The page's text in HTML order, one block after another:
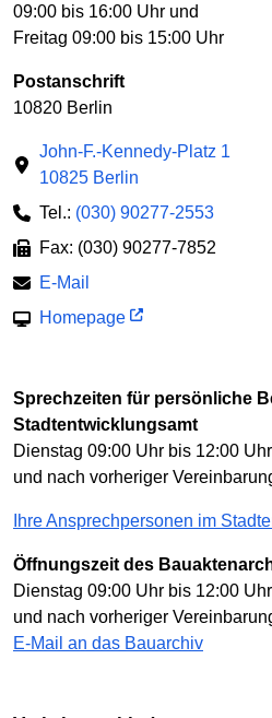
09:00 bis 16:00 Uhr und
Freitag 09:00 bis 15:00 Uhr
Postanschrift
10820 Berlin
John-F.-Kennedy-Platz 1
10825 Berlin
Tel.: (030) 90277-2553
Fax: (030) 90277-7852
E-Mail
Homepage
Sprechzeiten für persönliche
Stadtentwicklungsamt
Dienstag 09:00 Uhr bis 12:00 Uhr
und nach vorheriger
Ihre Ansprechpersonen im
Öffnungszeit des
Dienstag 09:00 Uhr bis 12:00 Uhr
und nach vorheriger
E-Mail an das Bauarchiv